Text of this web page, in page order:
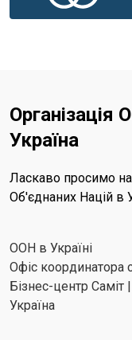
Організація
Україна
Ласкаво просимо на
Об'єднаних Націй в
ООН в Україні
Офіс координатора
Бізнес-центр
Україна